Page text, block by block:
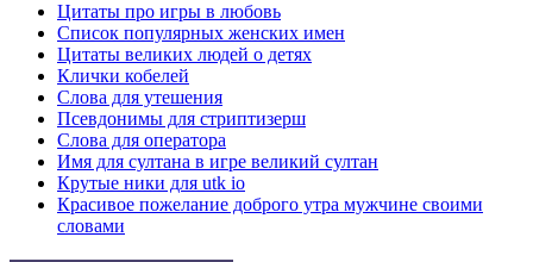
Цитаты про игры в любовь
Список популярных женских имен
Цитаты великих людей о детях
Клички кобелей
Слова для утешения
Псевдонимы для стриптизерш
Слова для оператора
Имя для султана в игре великий султан
Крутые ники для utk io
Красивое пожелание доброго утра мужчине своими
словами